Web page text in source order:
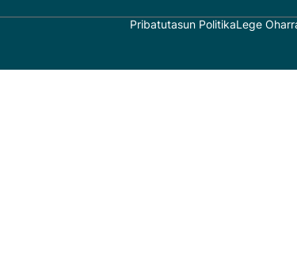
Pribatutasun PolitikaLege